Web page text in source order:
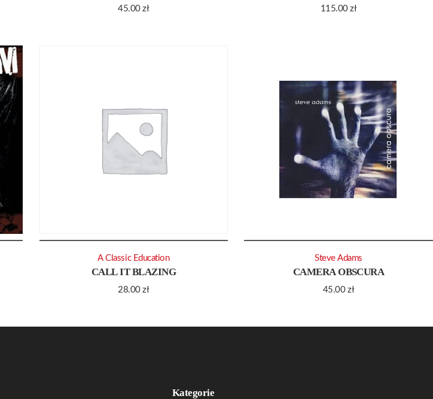
45.00zł 115.00zł
CALL IT BLAZING
28.00zł
A Classic Education
CAMERA OBSCURA
45.00zł
Steve Adams
Kategorie